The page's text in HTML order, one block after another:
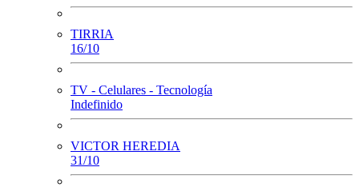
TIRRIA
16/10
TV - Celulares - Tecnología
Indefinido
VICTOR HEREDIA
31/10